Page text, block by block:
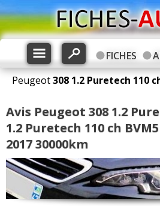
FICHES
Peugeot308 1.2 Puretech 110
Avis Peugeot 308 1.2
1.2 Puretech 110 ch
2017 30000km